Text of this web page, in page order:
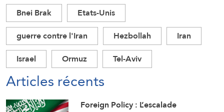
Bnei Brak
Etats-Unis
guerre contre l'Iran
Hezbollah
Iran
Israel
Ormuz Tel-Aviv
Articles récents
Foreign Policy : L’escalade